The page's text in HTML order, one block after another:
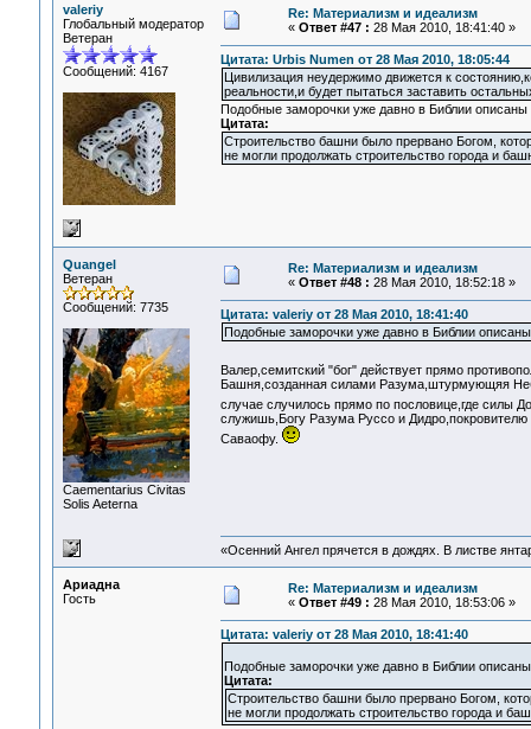
valeriy
Глобальный модератор
Ветеран
Сообщений: 4167
Re: Материализм и идеализм
« Ответ #47 : 28 Мая 2010, 18:41:40 »
Цитата: Urbis Numen от 28 Мая 2010, 18:05:44
Цивилизация неудержимо движется к
реальности,и будет пытаться заставить
Подобные заморочки уже давно в Библии
Цитата:
Строительство башни было прервано Богом,
не могли продолжать строительство города и
Quangel
Ветеран
Сообщений: 7735
Сaementarius Civitas
Solis Aeterna
Re: Материализм и идеализм
« Ответ #48 : 28 Мая 2010, 18:52:18 »
Цитата: valeriy от 28 Мая 2010, 18:41:40
Подобные заморочки уже давно в Библии описаны
Валер,семитский "бог" действует прямо
Башня,созданная силами Разума,штурмующяя
случае случилось прямо по пословице,где силы
служишь,Богу Разума Руссо и
Саваофу.
«Осенний Ангел прячется в дождях. В листве
Ариадна
Гость
Re: Материализм и идеализм
« Ответ #49 : 28 Мая 2010, 18:53:06 »
Цитата: valeriy от 28 Мая 2010, 18:41:40
Подобные заморочки уже давно в Библии
Цитата:
Строительство башни было прервано Богом,
не могли продолжать строительство города и